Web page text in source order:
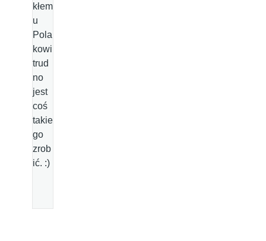
kłem
u
Pola
kowi
trud
no
jest
coś
takie
go
zrob
ić. :)